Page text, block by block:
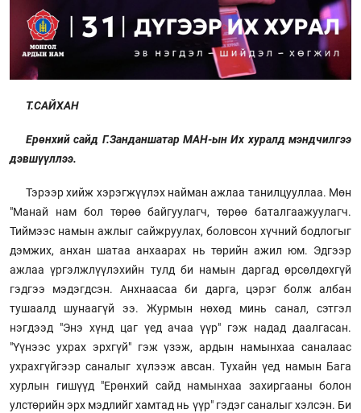
Т.САЙХАН
Ерөнхий сайд Г.Занданшатар МАН-ын Их хуралд мэндчилгээ
дэвшүүллээ.
Тэрээр хийж хэрэгжүүлэх найман ажлаа танилцууллаа. Мөн
"Манай нам бол төрөө байгуулагч, төрөө баталгаажуулагч.
Тиймээс намын ажлыг сайжруулах, боловсон хүчний бодлогыг
дэмжих, анхан шатаа анхаарах нь төрийн ажил юм. Эдгээр
ажлаа үргэлжлүүлэхийн тулд би намын даргад өрсөлдөхгүй
гэдгээ мэдэгдсэн. Анхнаасаа би дарга, цэрэг болж албан
тушаалд шунаагүй ээ. Журмын нөхөд минь санал, сэтгэл
нэгдээд "Энэ хүнд цаг үед ачаа үүр" гэж надад даалгасан.
"Үүнээс ухрах эрхгүй" гэж үзэж, ардын намынхаа саналаас
ухрахгүйгээр саналыг хүлээж авсан. Тухайн үед намын Бага
хурлын гишүүд "Ерөнхий сайд намынхаа захиргааны болон
улстөрийн эрх мэдлийг хамтад нь үүр" гэдэг саналыг хэлсэн. Би